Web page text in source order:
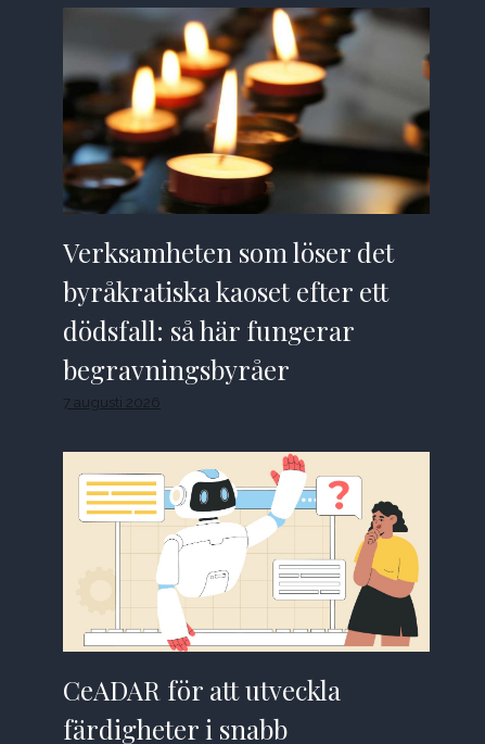
Verksamheten som löser det
byråkratiska kaoset efter ett
dödsfall: så här fungerar
begravningsbyråer
7 augusti 2026
CeADAR för att utveckla
färdigheter i snabb